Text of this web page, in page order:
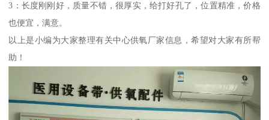
3：长度刚刚好，质量不错，很厚实，给打好孔了，位置精准，价格
也便宜，满意。
以上是小编为大家整理有关中心供氧厂家信息，希望对大家有所帮
助！